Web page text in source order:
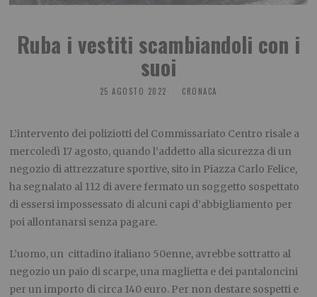
Ruba i vestiti scambiandoli con i
suoi
25 AGOSTO 2022 CRONACA
L’intervento dei poliziotti del Commissariato Centro risale a
mercoledì 17 agosto, quando l’addetto alla sicurezza di un
negozio di attrezzature sportive, sito in Piazza Carlo Felice,
ha segnalato al 112 di avere fermato un soggetto sospettato
di essersi impossessato di alcuni capi d’abbigliamento per
poi allontanarsi senza pagare.
L’uomo, un cittadino italiano 50enne, avrebbe sottratto al
negozio un paio di scarpe, una maglietta e dei pantaloncini
per un importo di circa 140 euro. Per non destare sospetti e